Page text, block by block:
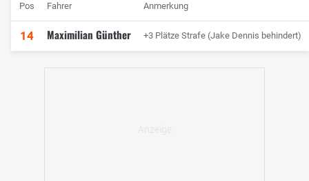
Pos Fahrer Anmerkung
14 Maximilian Günther +3 Plätze Strafe (Jake Dennis behindert)